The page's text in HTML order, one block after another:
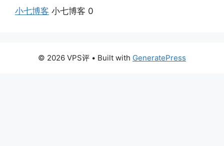
小七博客 小七博客 0
© 2026 VPS评 • Built with GeneratePress